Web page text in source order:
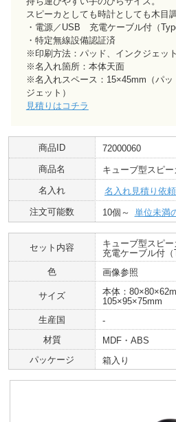
スピーカとしても時計としても木目
・電源／USB 充電ケーブル付（
・特定無線設備認証済
※印刷方法：パッド、インクジェット
※名入れ箇所：本体天面
※名入れスペース：15×45mm（パッ
ジェット）
見積りはコチラ
商品ID
72000060
商品名
キューブ型スピ
名入れ
名入れ見積り依
注文可能数
10個～ 単位未満
セット内容
キューブ型スピ
充電ケーブル付（
色
画像参照
サイズ
本体：
105×95×75mm
生産国
-
材質
MDF・ABS
パッケージ
箱入り